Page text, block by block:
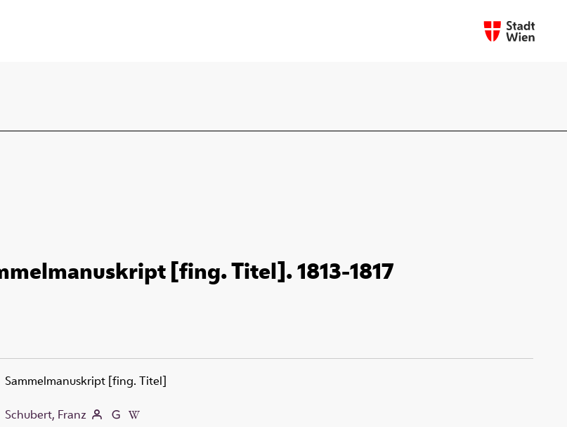
[fing. Titel]. 1813-1817
Sammelmanuskript [fing. Titel]
Schubert, Franz